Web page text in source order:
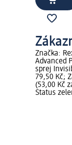
Značka:
Advanced
sprej
79,50 Kč;
(53,00 Kč
Status